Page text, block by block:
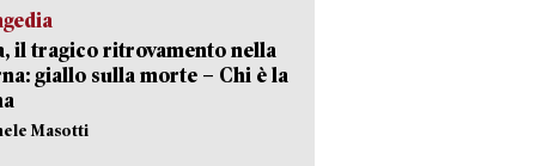
il tragico ritrovamento nella
giallo sulla morte – Chi è la
Masotti